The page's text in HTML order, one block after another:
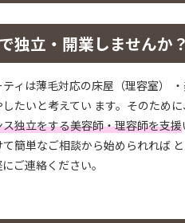
独立・開業しませんか？
ィは薄毛対応の床屋（理容室）
たいと考えてい ます。そのために
独立をする美容師・理容師を支援
簡単なご相談から始められれば
ご連絡ください。